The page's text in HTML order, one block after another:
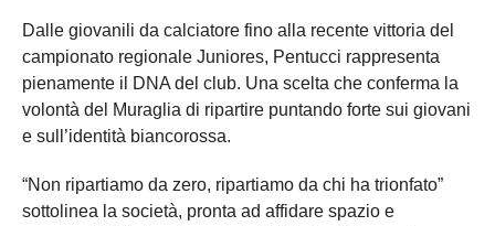
Dalle giovanili da calciatore fino alla recente vittoria del
campionato regionale Juniores, Pentucci rappresenta
pienamente il DNA del club. Una scelta che conferma la
volontà del Muraglia di ripartire puntando forte sui giovani
e sull’identità biancorossa.
“Non ripartiamo da zero, ripartiamo da chi ha trionfato”
sottolinea la società, pronta ad affidare spazio e